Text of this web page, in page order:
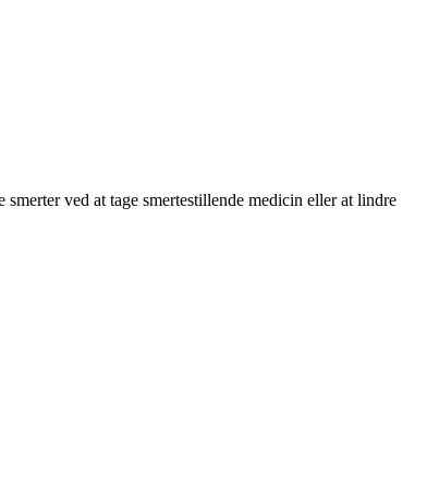
ved at tage smertestillende medicin eller at lindre